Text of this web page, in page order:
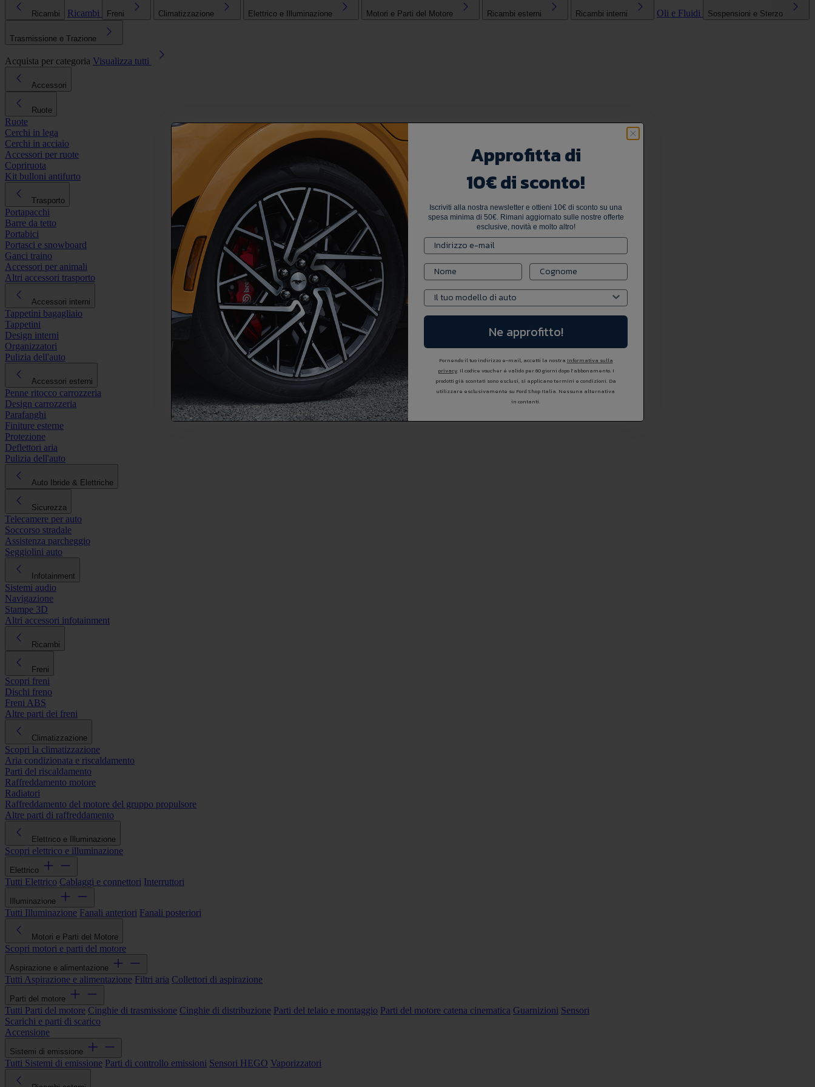
Ricambi Ricambi Freni Climatizzazione Elettrico e Illuminazione Motori e Parti del Motore Ricambi esterni Ricambi interni Oli e Fluidi Sospensioni e Sterzo
Trasmissione e Trazione
Acquista per categoria Visualizza tutti
Accessori
Ruote
Ruote
Cerchi in lega
Cerchi in acciaio
Accessori per ruote
Copriruota
Kit bulloni antifurto
Trasporto
Portapacchi
Barre da tetto
Portabici
Portasci e snowboard
Ganci traino
Accessori per animali
Altri accessori trasporto
Accessori interni
Tappetini bagagliaio
Tappetini
Design interni
Organizzatori
Pulizia dell'auto
Accessori esterni
Penne ritocco carrozzeria
Design carrozzeria
Parafanghi
Finiture esterne
Protezione
Deflettori aria
Pulizia dell'auto
Auto Ibride & Elettriche
Sicurezza
Telecamere per auto
Soccorso stradale
Assistenza parcheggio
Seggiolini auto
Infotainment
Sistemi audio
Navigazione
Stampe 3D
Altri accessori infotainment
Ricambi
Freni
Scopri freni
Dischi freno
Freni ABS
Altre parti dei freni
Climatizzazione
Scopri la climatizzazione
Aria condizionata e riscaldamento
Parti del riscaldamento
Raffreddamento motore
Radiatori
Raffreddamento del motore del gruppo propulsore
Altre parti di raffreddamento
Elettrico e Illuminazione
Scopri elettrico e illuminazione
Elettrico
Tutti Elettrico Cablaggi e connettori Interruttori
Illuminazione
Tutti Illuminazione Fanali anteriori Fanali posteriori
Motori e Parti del Motore
Scopri motori e parti del motore
Aspirazione e alimentazione
Tutti Aspirazione e alimentazione Filtri aria Collettori di aspirazione
Parti del motore
Tutti Parti del motore Cinghie di trasmissione Cinghie di distribuzione Parti del telaio e montaggio Parti del motore catena cinematica Guarnizioni Sensori
Scarichi e parti di scarico
Accensione
Sistemi di emissione
Tutti Sistemi di emissione Parti di controllo emissioni Sensori HEGO Vaporizzatori
Approfitta di
10€ di sconto!
Iscriviti alla nostra newsletter e ottieni 10€ di sconto su una
spesa minima di 50€. Rimani aggiornato sulle nostre offerte
esclusive, novità e molto altro!
Ne approfitto!
Fornendo il tuo indirizzo e-mail, accetti la nostra Informativa sulla
privacy. Il codice voucher é valido per 60 giorni dopo l'abbonamento. I
prodotti già scontati sono esclusi, si applicano termini e condizioni. Da
utilizzare esclusivamente su Ford Shop Italia. Nessuna alternativa
in contanti.